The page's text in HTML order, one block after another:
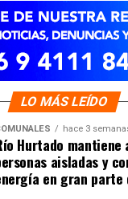
LO MÁS LEÍDO
hace 3
Hurtado mantiene
aisladas y
en gran parte